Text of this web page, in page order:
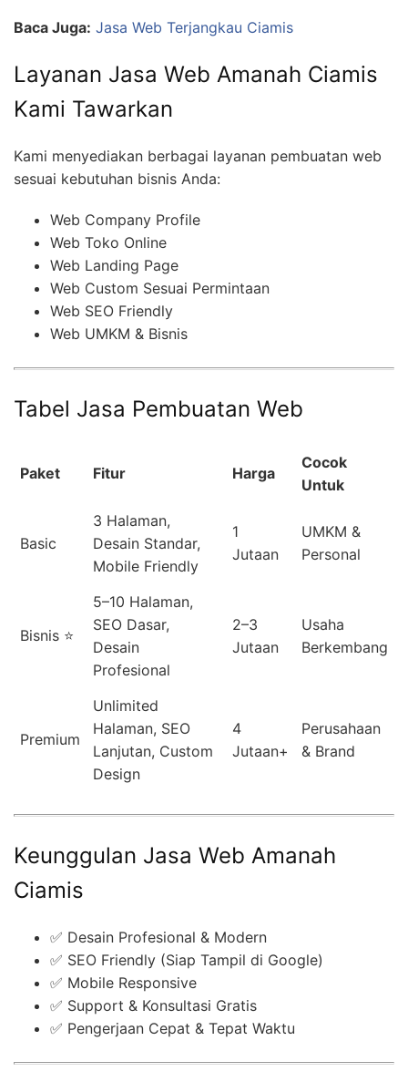
Baca Juga: Jasa Web Terjangkau Ciamis
Layanan Jasa Web Amanah Ciamis
Kami Tawarkan
Kami menyediakan berbagai layanan pembuatan web
sesuai kebutuhan bisnis Anda:
Web Company Profile
Web Toko Online
Web Landing Page
Web Custom Sesuai Permintaan
Web SEO Friendly
Web UMKM & Bisnis
Tabel Jasa Pembuatan Web
Paket Fitur Harga
Cocok
Untuk
Basic
3 Halaman,
Desain Standar,
Mobile Friendly
1
Jutaan
UMKM &
Personal
Bisnis ⭐
5–10 Halaman,
SEO Dasar,
Desain
Profesional
2–3
Jutaan
Usaha
Berkembang
Premium
Unlimited
Halaman, SEO
Lanjutan, Custom
Design
4
Jutaan+
Perusahaan
& Brand
Keunggulan Jasa Web Amanah
Ciamis
✅ Desain Profesional & Modern
✅ SEO Friendly (Siap Tampil di Google)
✅ Mobile Responsive
✅ Support & Konsultasi Gratis
✅ Pengerjaan Cepat & Tepat Waktu